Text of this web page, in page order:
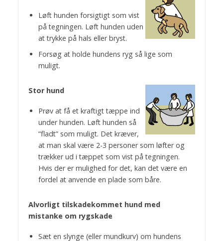
Løft hunden forsigtigt som vist
på tegningen. Løft hunden uden
at trykke på hals eller bryst.
Forsøg at holde hundens ryg så lige som
muligt.
Stor hund
Prøv at få et kraftigt tæppe ind
under hunden. Løft hunden så
“fladt” som muligt. Det kræver,
at man skal være 2-3 personer som løfter og
trækker ud i tæppet som vist på tegningen.
Hvis der er mulighed for det, kan det være en
fordel at anvende en plade som båre.
Alvorligt tilskadekommet hund med
mistanke om rygskade
Sæt en slynge (eller mundkurv) om hundens